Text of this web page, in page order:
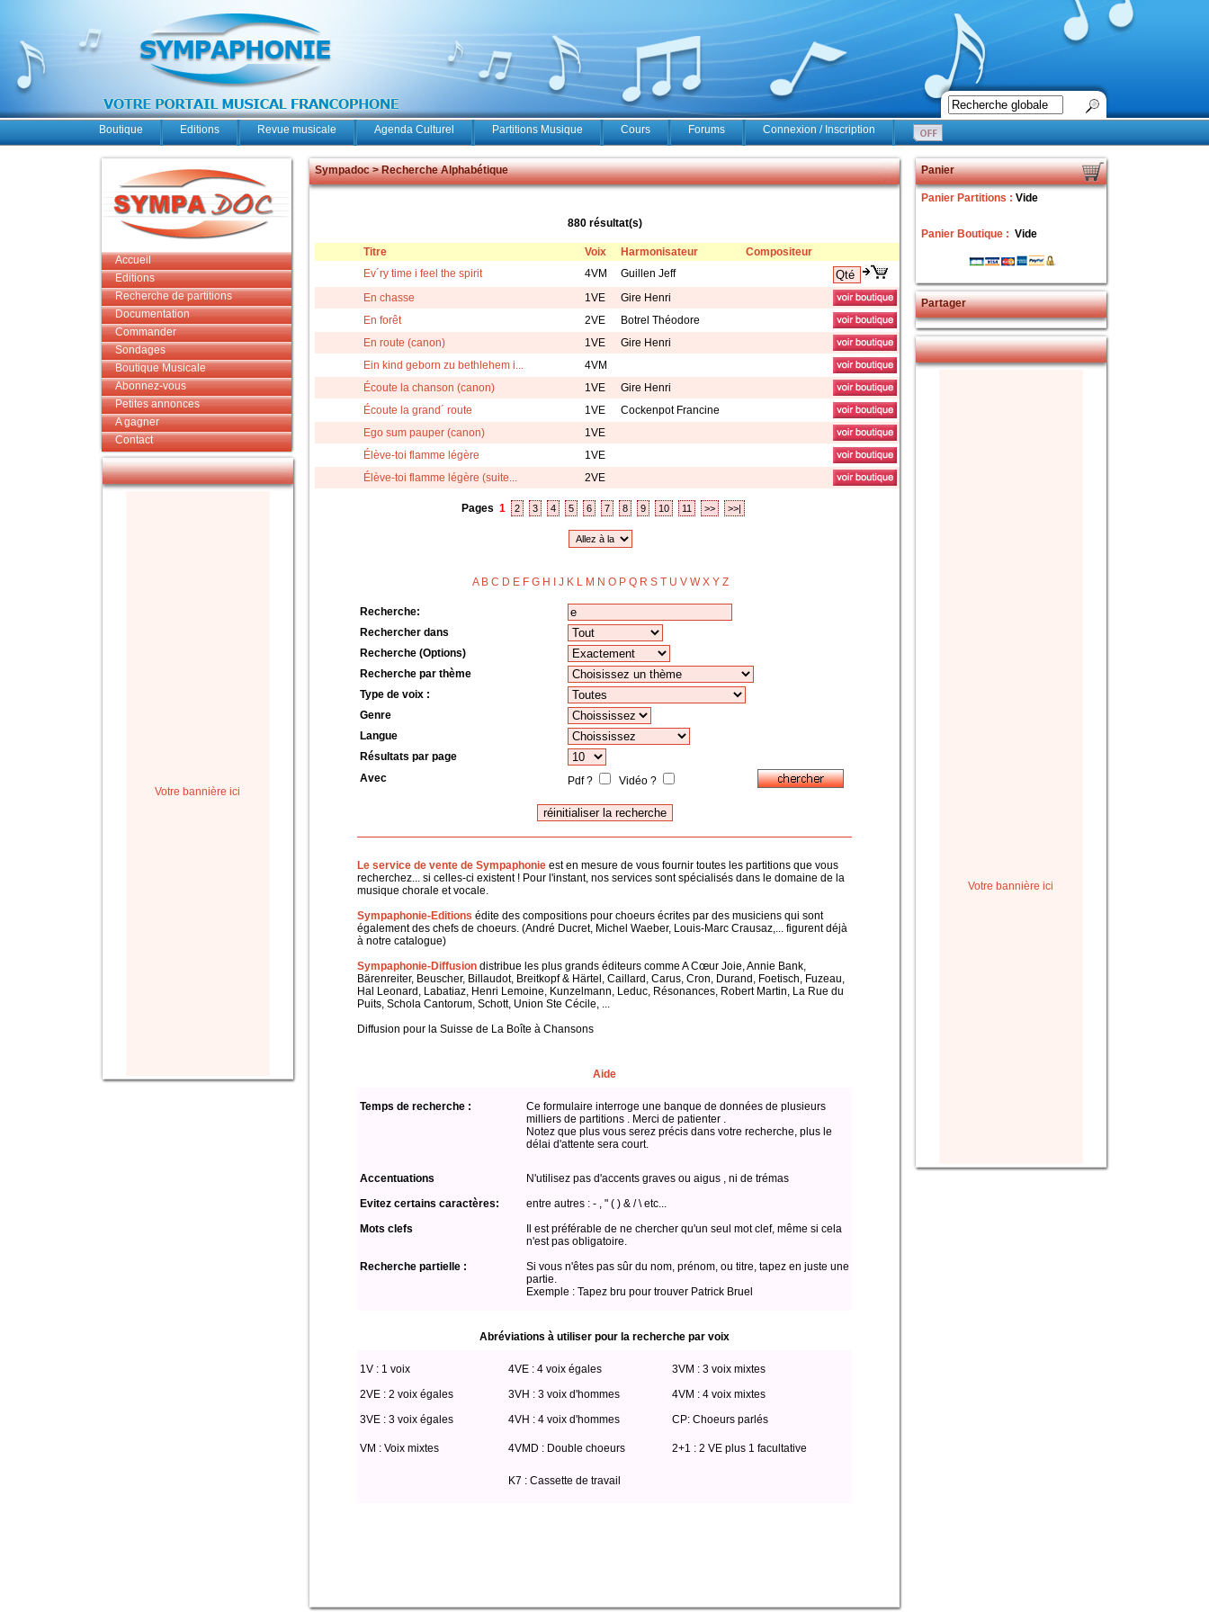
Boutique Editions Revue musicale Agenda Culturel Partitions Musique Cours Forums Connexion / Inscription
Accueil
Editions
Recherche de partitions
Documentation
Commander
Sondages
Boutique Musicale
Abonnez-vous
Petites annonces
A gagner
Contact
Votre bannière ici
Sympadoc > Recherche Alphabétique
880 résultat(s)
Titre Voix Harmonisateur
Compositeur
Ev´ry time i feel the spirit
4VM
Guillen Jeff
En chasse
1VE
Gire Henri
En forêt
2VE
Botrel Théodore
En route (canon)
1VE
Gire Henri
Ein kind geborn zu bethlehem i...
4VM
Écoute la chanson (canon)
1VE
Gire Henri
Écoute la grand´ route
1VE
Cockenpot Francine
Ego sum pauper (canon)
1VE
Élève-toi flamme légère
1VE
Élève-toi flamme légère (suite...
2VE
Pages 1 2 3 4 5 6 7 8 9 10 11 >> >>|
A B C D E F G H J K L M N O P Q R S T U V W X Y Z
Recherche:
Rechercher dans
Recherche (Options)
Recherche par thème
Type de voix :
Genre
Langue
Résultats par page
Avec
Pdf ? Vidéo ?
Le service de vente de Sympaphonie est en mesure de vous fournir toutes les partitions que vous
recherchez... si celles-ci existent ! Pour l'instant, nos services sont spécialisés dans le domaine de la
musique chorale et vocale.
Sympaphonie-Editions édite des compositions pour choeurs écrites par des musiciens qui sont
également des chefs de choeurs. (André Ducret, Michel Waeber, Louis-Marc Crausaz,... figurent déjà
à notre catalogue)
Sympaphonie-Diffusion distribue les plus grands éditeurs comme A Cœur Joie, Annie Bank,
Bärenreiter, Beuscher, Billaudot, Breitkopf & Härtel, Caillard, Carus, Cron, Durand, Foetisch, Fuzeau,
Hal Leonard, Labatiaz, Henri Lemoine, Kunzelmann, Leduc, Résonances, Robert Martin, La Rue du
Puits, Schola Cantorum, Schott, Union Ste Cécile, ...
Diffusion pour la Suisse de La Boîte à Chansons
Aide
Temps de recherche :
Ce formulaire interroge une banque de données de plusieurs
milliers de partitions . Merci de patienter .
Notez que plus vous serez précis dans votre recherche, plus le
délai d'attente sera court.
Accentuations
N'utilisez pas d'accents graves ou aigus , ni de trémas
Evitez certains caractères:
entre autres : - , " ( ) & / \ etc...
Mots clefs
Il est préférable de ne chercher qu'un seul mot clef, même si cela
n'est pas obligatoire.
Recherche partielle :
Si vous n'êtes pas sûr du nom, prénom, ou titre, tapez en juste une
partie.
Exemple : Tapez bru pour trouver Patrick Bruel
Abréviations à utiliser pour la recherche par voix
1V : 1 voix 4VE : 4 voix égales
3VM : 3 voix mixtes
2VE : 2 voix égales
3VH : 3 voix d'hommes
4VM : 4 voix mixtes
3VE : 3 voix égales
4VH : 4 voix d'hommes CP: Choeurs parlés
VM : Voix mixtes 4VMD : Double choeurs 2+1 : 2 VE plus 1 facultative
K7 : Cassette de travail
Panier
Panier Partitions : Vide
Panier Boutique : Vide
Partager
Votre bannière ici